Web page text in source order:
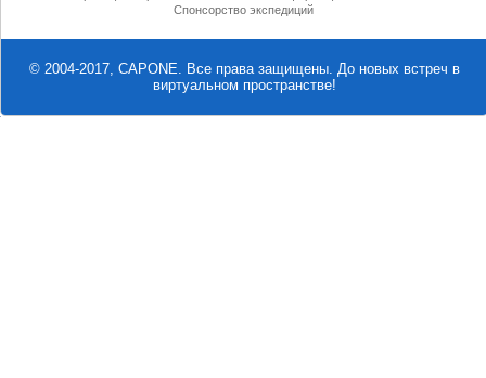
Спонсорство экспедиций
© 2004-2017, CAPONE. Все права защищены. До новых встреч в
виртуальном пространстве!